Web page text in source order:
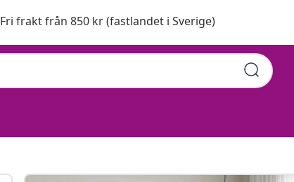
Fri frakt från 850 kr (fastlandet i Sverige)